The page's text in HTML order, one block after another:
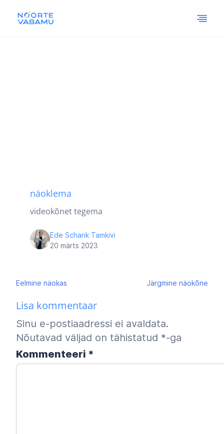
näoklema
videokõnet tegema
Ede Schank Tamkivi
20 märts 2023
Navigeerimine
Eelmine näokas Järgmine näokõne
Lisa kommentaar
Sinu e-postiaadressi ei avaldata.
Nõutavad väljad on tähistatud *-ga
Kommenteeri *